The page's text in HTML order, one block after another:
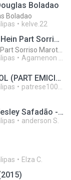
Boladao
Boladao
kelve.22
Turma do Pagode Tá Louco Hein Part Sorriso Maroto (Ao Vivo) DVD 2014
Agamenon A.
MC GUIME - PAIS DO FUTEBOL (PART EMICIDA) 2014.mp3
patrese100ideia
01 - Marcos e Belutti part. Wesley Safadão - Aquele um por cento (Remix 2016).mp3
anderson S.
Elza C.